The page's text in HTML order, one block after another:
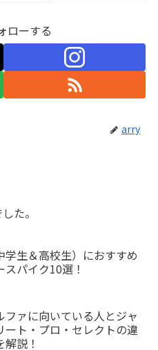
ローする
arry
た。
学生＆高校生）におすすめ
スパイク10選！
ファに向いている人とジャ
ート・プロ・セレクトの違
説！